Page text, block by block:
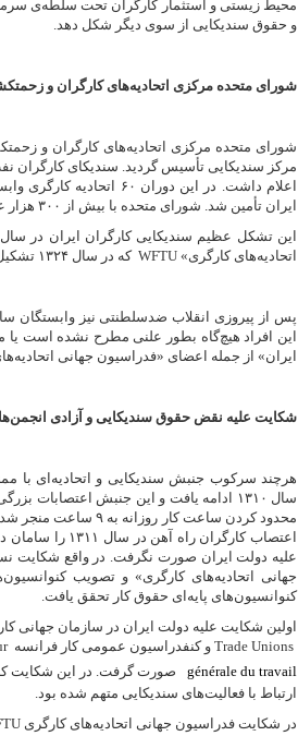
محیط زیستی و استثمار کارگران تحت سلطه‌ی
و حقوق سندیکایی از سوی دیگر شکل دهد.
شورای متحده مرکزی اتحادیه‌های کارگران و
مرکز سندیکایی تأسیس گردید. سندیکای کارگران
اعلام داشت. در این
ایران تأمین شد. شورای متحده با بیش از ۳۰۰ هزار عضو به عنوان مهمترین سازمان سندیکایی ایران و خاورمیانه بود.
اتحادیه‌های کارگری» WFTU که در سال ۱۳۲۴ تشکیل شده بود در آمد .
پس از پیروزی انقلاب ضد‌سلطنتی نیز وابستگان
این افراد هیچ‌گاه بطور علنی مطرح نشده است
ايران» از جمله اعضای «فدراسیون جهانی
شکایت علیه نقض حقوق سندیکایی و آزادی
اعتصاب
علیه دولت ایران صورت نگرفت. در واقع شکایت
کنوانسیون‌های پایه‌ای حقوق کار تحقق یافت.
اولین شکایت علیه دولت ایران در سازمان جهانی
Trade Unions و کنفدراسیون عمومی کار فرانسه
générale du travail
ارتباط با فعالیت‌های سندیکایی متهم شده بود.
در شکایت فدراسیون جهانی اتحادیه‌های کارگری